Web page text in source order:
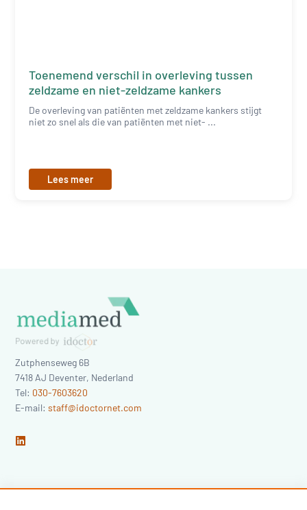
Toenemend verschil in overleving tussen
zeldzame en niet-zeldzame kankers
De overleving van patiënten met zeldzame kankers stijgt
niet zo snel als die van patiënten met niet- ...
Lees meer
Zutphenseweg 6B
7418 AJ Deventer, Nederland
Tel: 030-7603620
E-mail:staff@idoctornet.com